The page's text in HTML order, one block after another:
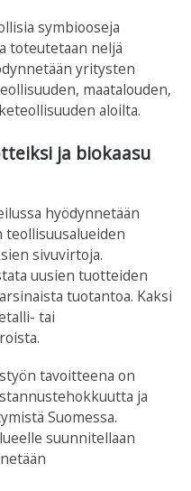
symbiooseja
toteutetaan neljä
yritysten
maatalouden,
aloilta.
ja biokaasu
hyödynnetään
sivuvirtoja.
uusien tuotteiden
tuotantoa. Kaksi
tai
tavoitteena on
ja
Suomessa.
suunnitellaan